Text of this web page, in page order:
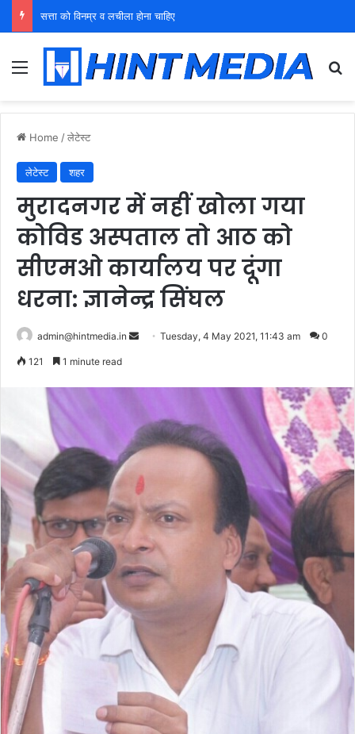
युवा शक्ति को पहचाने बूढ़ा नेतृत्व
Menu
Home /लेटेस्ट
लेटेस्ट शहर
मुरादनगर में नहीं खोला गया
कोविड अस्पताल तो आठ को
सीएमओ कार्यालय पर दूंगा
धरना: ज्ञानेन्द्र सिंघल
admin@hintmedia.in
SendTuesday, 4 May 2021, 11:43 am 0
121 1 minute read